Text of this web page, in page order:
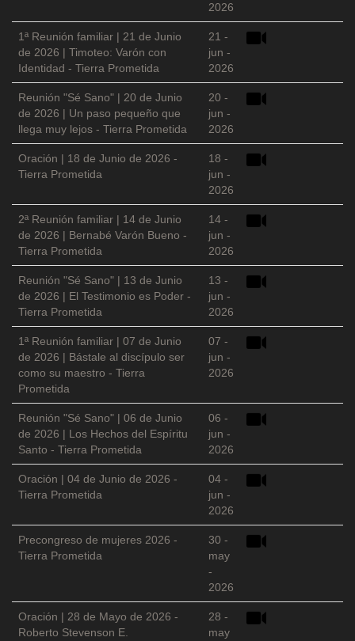
2026
1ª Reunión familiar | 21 de Junio
de 2026 | Timoteo: Varón con
Identidad - Tierra Prometida
21 -
jun -
2026
Reunión "Sé Sano" | 20 de Junio
de 2026 | Un paso pequeño que
llega muy lejos - Tierra Prometida
20 -
jun -
2026
Oración | 18 de Junio de 2026 -
Tierra Prometida
18 -
jun -
2026
2ª Reunión familiar | 14 de Junio
de 2026 | Bernabé Varón Bueno -
Tierra Prometida
14 -
jun -
2026
Reunión "Sé Sano" | 13 de Junio
de 2026 | El Testimonio es Poder -
Tierra Prometida
13 -
jun -
2026
1ª Reunión familiar | 07 de Junio
de 2026 | Bástale al discípulo ser
como su maestro - Tierra
Prometida
07 -
jun -
2026
Reunión "Sé Sano" | 06 de Junio
de 2026 | Los Hechos del Espíritu
Santo - Tierra Prometida
06 -
jun -
2026
Oración | 04 de Junio de 2026 -
Tierra Prometida
04 -
jun -
2026
Precongreso de mujeres 2026 -
Tierra Prometida
30 -
may
-
2026
Oración | 28 de Mayo de 2026 -
Roberto Stevenson E.
28 -
may